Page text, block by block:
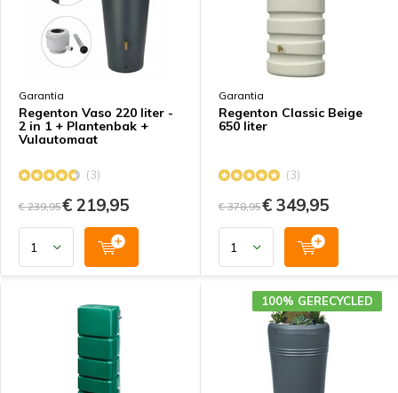
Garantia
Regenton Vaso 220 liter -
2 in 1 + Plantenbak +
Vulautomaat
(3)
€ 239,95€ 219,95
Garantia
Regenton Classic Beige
650 liter
(3)
€ 378,95€ 349,95
100% GERECYCLED